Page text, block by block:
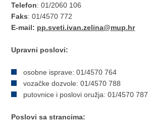
Telefon: 01/2060 106
Faks: 01/4570 772
E-mail: pp.sveti.ivan.zelina@mup.hr
Upravni poslovi:
osobne isprave: 01/4570 764
vozačke dozvole: 01/4570 788
putovnice i poslovi oružja: 01/4570 787
Poslovi sa strancima: